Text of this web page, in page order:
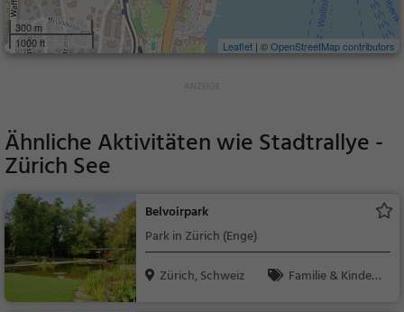
300 m
1000 ft
Leaflet | ©OpenStreetMap contributors
Ähnliche Aktivitäten wieStadtrallye -
Zürich See
Belvoirpark
Park in Zürich (Enge)
Zürich, Schweiz
Familie & Kinder,